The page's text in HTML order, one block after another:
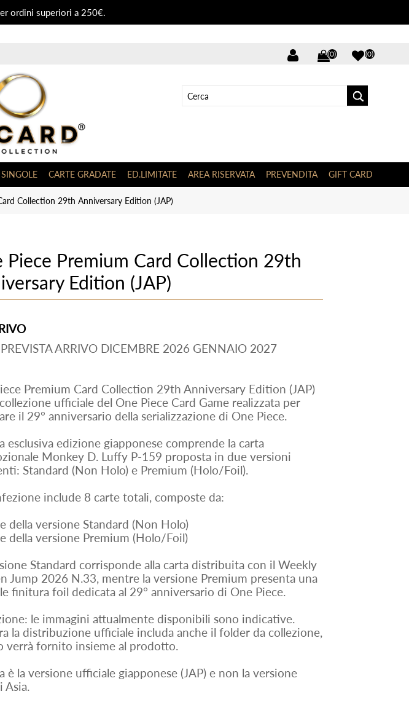
ordini superiori a 250€.
(0) (0)
CARTE GRADATE ED.LIMITATE AREA RISERVATA PREVENDITA GIFT CARD
Collection 29th Anniversary Edition (JAP)
Piece Premium Card Collection 29th
Edition (JAP)
ARRIVO DICEMBRE 2026 GENNAIO 2027
Premium Card Collection 29th Anniversary Edition (JAP)
ufficiale del One Piece Card Game realizzata per
il 29° anniversario della serializzazione di One Piece.
esclusiva edizione giapponese comprende la carta
Monkey D. Luffy P-159 proposta in due versioni
Standard (Non Holo) e Premium (Holo/Foil).
include 8 carte totali, composte da:
della versione Standard (Non Holo)
della versione Premium (Holo/Foil)
Standard corrisponde alla carta distribuita con il Weekly
Jump 2026 N.33, mentre la versione Premium presenta una
finitura foil dedicata al 29° anniversario di One Piece.
le immagini attualmente disponibili sono indicative.
la distribuzione ufficiale includa anche il folder da collezione,
verrà fornito insieme al prodotto.
è la versione ufficiale giapponese (JAP) e non la versione
Asia.